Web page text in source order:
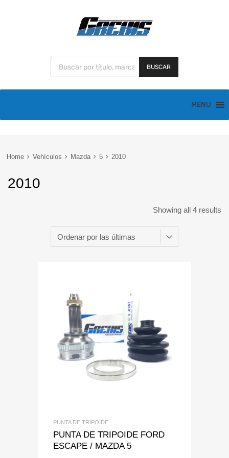
BUSCAR
MENU
Home Vehículos Mazda 5 2010
2010
Showing all 4 results
Add to Wishlist
Add to Compare
PUNTA DE TRIPOIDE
PUNTA DE TRIPOIDE FORD
ESCAPE / MAZDA 5